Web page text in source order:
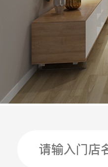
手机
公司
邮箱
留言